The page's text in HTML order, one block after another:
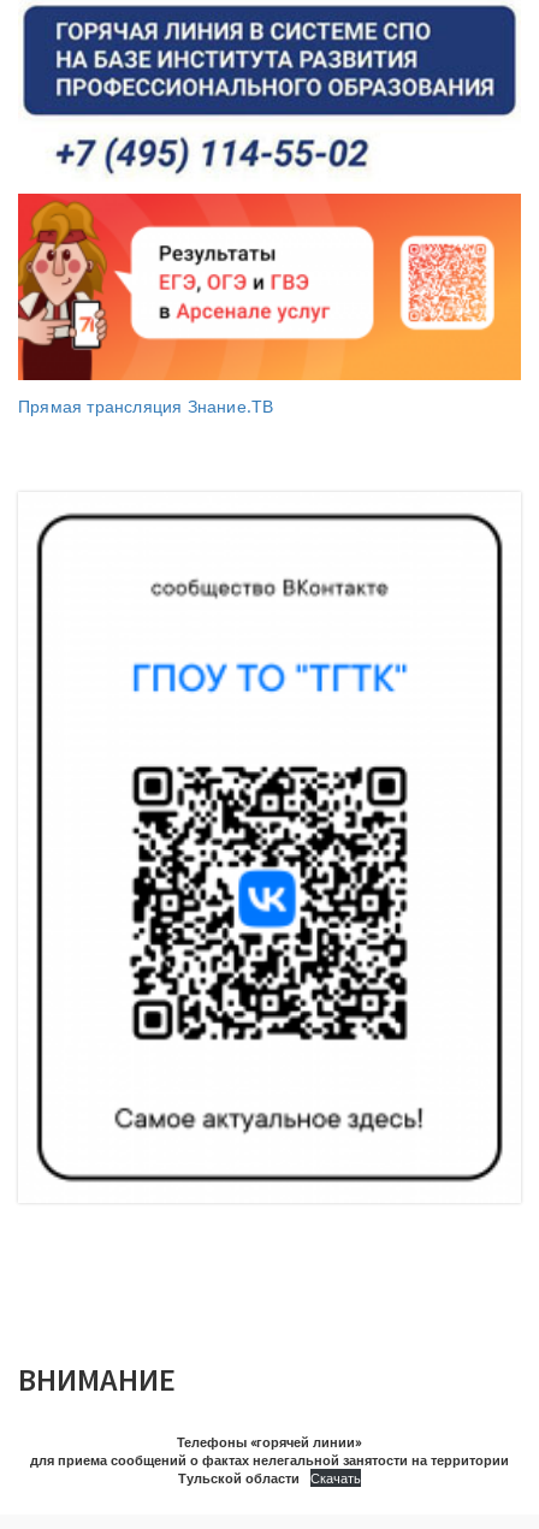
Прямая трансляция Знание.ТВ
ВНИМАНИЕ
Телефоны «горячей линии»
для приема сообщений о фактах нелегальной занятости на территории
Тульской области
Скачать